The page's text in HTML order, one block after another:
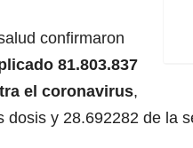
confirmaron
81.803.837
el coronavirus,
dosis y 28.692282 de la